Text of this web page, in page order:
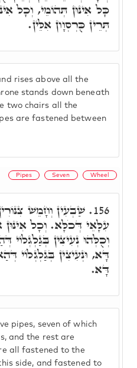
rises above all the
stands down beneath
two chairs all the
are fastened between
כָּל אִינּוּן תְּהוֹמֵי, וְכָל
תְּרֵין כֻּרְסְוָון אִלֵּין.
Pipes Seven Wheel
pipes, seven of which
and the rest are
all fastened to the
side, and fastened to
156. שַׁבְעִין וְחָמֵשׁ
עִלָּאֵי דְּכֹלָּא. וְכָל אִינּוּן
וְכֻלְּהוּ נְעִיצִין
דָּא, וּנְעִיצִין בְּגַלְגְלוֹי
דָּא.